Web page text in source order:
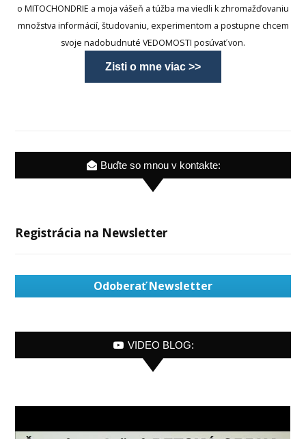
o MITOCHONDRIE a moja vášeň a túžba ma viedli k zhromažďovaniu
množstva informácií, študovaniu, experimentom a postupne chcem
svoje nadobudnuté VEDOMOSTI posúvať von.
Zisti o mne viac >>
Buďte so mnou v kontakte:
Registrácia na Newsletter
Odoberať Newsletter
VIDEO BLOG: